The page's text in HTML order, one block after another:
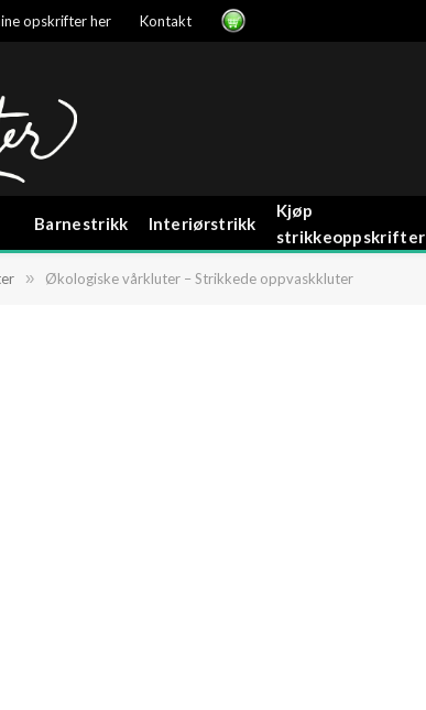
opskrifter her Kontakt
Barnestrikk Interiørstrikk
Kjøp
strikkeoppskrifter
» Økologiske vårkluter – Strikkede oppvaskkluter